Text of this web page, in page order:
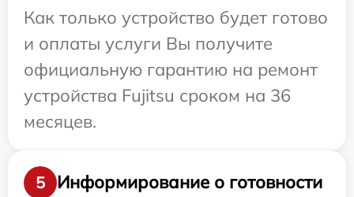
Как только устройство будет готово
и оплаты услуги Вы получите
официальную гарантию на ремонт
устройства Fujitsu сроком на 36
месяцев.
5
Информирование о готовности